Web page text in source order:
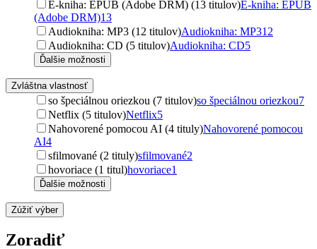
E-kniha: EPUB (Adobe DRM) (13 titulov)E-kniha: EPUB
(Adobe DRM)13
Audiokniha: MP3 (12 titulov)Audiokniha: MP312
Audiokniha: CD (5 titulov)Audiokniha: CD5
Ďalšie možnosti
Zvláštna vlastnosť
so špeciálnou oriezkou (7 titulov)so špeciálnou oriezkou7
Netflix (5 titulov)Netflix5
Nahovorené pomocou AI (4 tituly)Nahovorené pomocou
AI4
sfilmované (2 tituly)sfilmované2
hovoriace (1 titul)hovoriace1
Ďalšie možnosti
Zúžiť výber
Zoradiť